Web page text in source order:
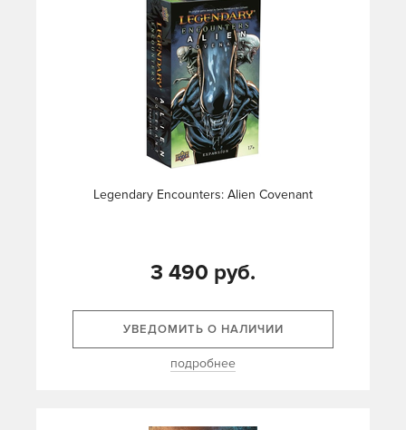
Legendary Encounters: Alien Covenant
3 490 руб.
УВЕДОМИТЬ О НАЛИЧИИ
подробнее